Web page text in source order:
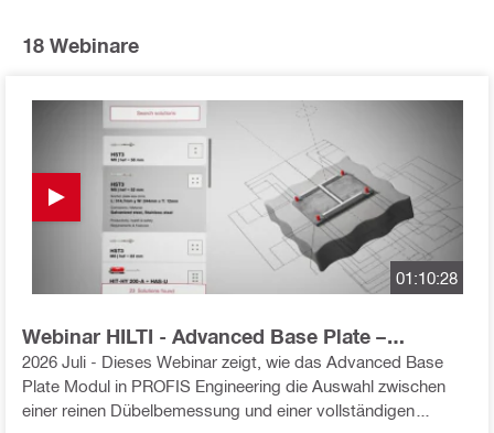
18 Webinare
01:10:28
Webinar HILTI - Advanced Base Plate –
Bemessungsstrategien für Fuss- und
Dübelplattenanschlüsse im Beton
2026 Juli - Dieses Webinar zeigt, wie das Advanced Base
Plate Modul in PROFIS Engineering die Auswahl zwischen
einer reinen Dübelbemessung und einer vollständigen